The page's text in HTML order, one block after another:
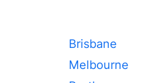
Brisbane
Melbourne